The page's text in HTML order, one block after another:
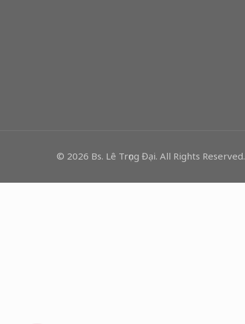
© 2026 Bs. Lê Trọng Đại. All Rights Reserved.